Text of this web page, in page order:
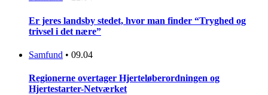
Er jeres landsby stedet, hvor man finder “Tryghed og
trivsel i det nære”
Samfund • 09.04
Regionerne overtager Hjerteløberordningen og
Hjertestarter-Netværket